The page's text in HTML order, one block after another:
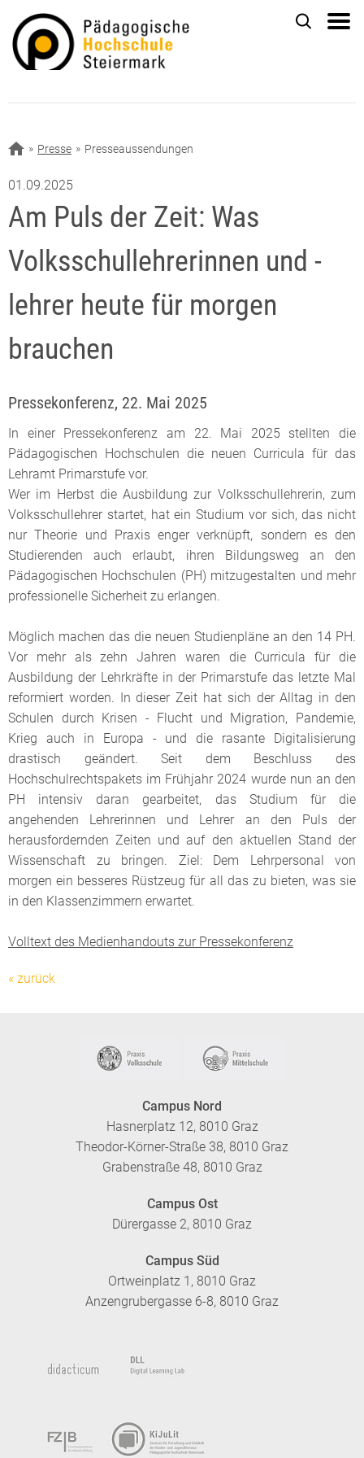
Presse Presseaussendungen
01.09.2025
Am Puls der Zeit: Was
Volksschullehrerinnen und -
lehrer heute für morgen
brauchen
Pressekonferenz, 22. Mai 2025
In einer Pressekonferenz am 22. Mai 2025 stellten die
Pädagogischen Hochschulen die neuen Curricula für das
Lehramt Primarstufe vor.
Wer im Herbst die Ausbildung zur Volksschullehrerin, zum
Volksschullehrer startet, hat ein Studium vor sich, das nicht
nur Theorie und Praxis enger verknüpft, sondern es den
Studierenden auch erlaubt, ihren Bildungsweg an den
Pädagogischen Hochschulen (PH) mitzugestalten und mehr
professionelle Sicherheit zu erlangen.
Möglich machen das die neuen Studienpläne an den 14 PH.
Vor mehr als zehn Jahren waren die Curricula für die
Ausbildung der Lehrkräfte in der Primarstufe das letzte Mal
reformiert worden. In dieser Zeit hat sich der Alltag in den
Schulen durch Krisen - Flucht und Migration, Pandemie,
Krieg auch in Europa - und die rasante Digitalisierung
drastisch geändert. Seit dem Beschluss des
Hochschulrechtspakets im Frühjahr 2024 wurde nun an den
PH intensiv daran gearbeitet, das Studium für die
angehenden Lehrerinnen und Lehrer an den Puls der
herausfordernden Zeiten und auf den aktuellen Stand der
Wissenschaft zu bringen. Ziel: Dem Lehrpersonal von
morgen ein besseres Rüstzeug für all das zu bieten, was sie
in den Klassenzimmern erwartet.
Volltext des Medienhandouts zur Pressekonferenz
« zurück
Campus Nord
Hasnerplatz 12, 8010 Graz
Theodor-Körner-Straße 38, 8010 Graz
Grabenstraße 48, 8010 Graz
Campus Ost
Dürergasse 2, 8010 Graz
Campus Süd
Ortweinplatz 1, 8010 Graz
Anzengrubergasse 6-8, 8010 Graz